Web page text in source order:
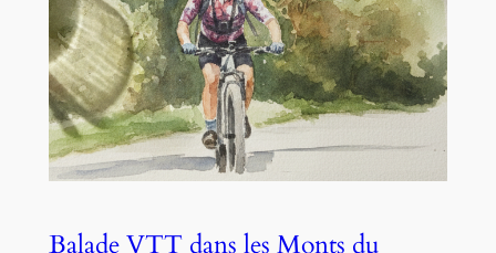
Balade VTT dans les Monts du